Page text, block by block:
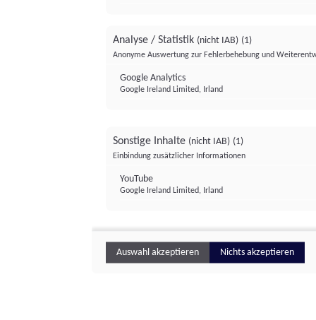
Analyse / Statistik (nicht IAB) (1)
Anonyme Auswertung zur Fehlerbehebung und
Google Analytics
Google Ireland Limited, Irland
Sonstige Inhalte (nicht IAB) (1)
Einbindung zusätzlicher Informationen
YouTube
Google Ireland Limited, Irland
Auswahl akzeptieren Nichts akzeptieren